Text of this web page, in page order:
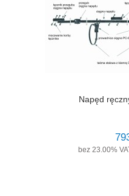
Napęd
bez 23.00%